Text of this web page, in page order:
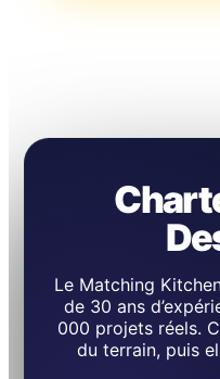
Le Matching
de 30 ans
000 projets réels.
du terrain, puis